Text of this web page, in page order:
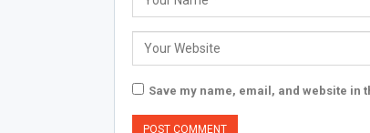
Save my name, email, and website in